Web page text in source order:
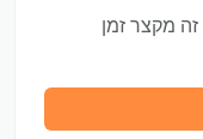
מקצר זמן